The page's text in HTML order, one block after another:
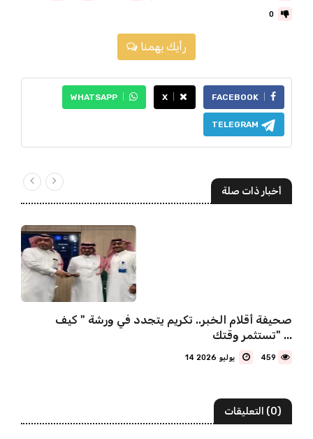
0
رأيك يهمنا
FACEBOOK
X
WHATSAPP
TELEGRAM
أخبار ذات صلة
صحيفة أقلام الخبر.. تكريم يتجدد في ورشة " كيف
تستثمر وقتك" ...
459
(0) التعليقات